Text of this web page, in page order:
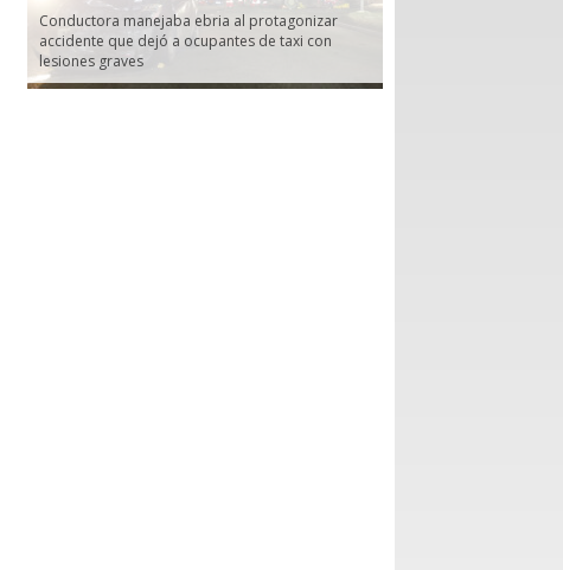
Conductora manejaba ebria al protagonizar
accidente que dejó a ocupantes de taxi con
lesiones graves